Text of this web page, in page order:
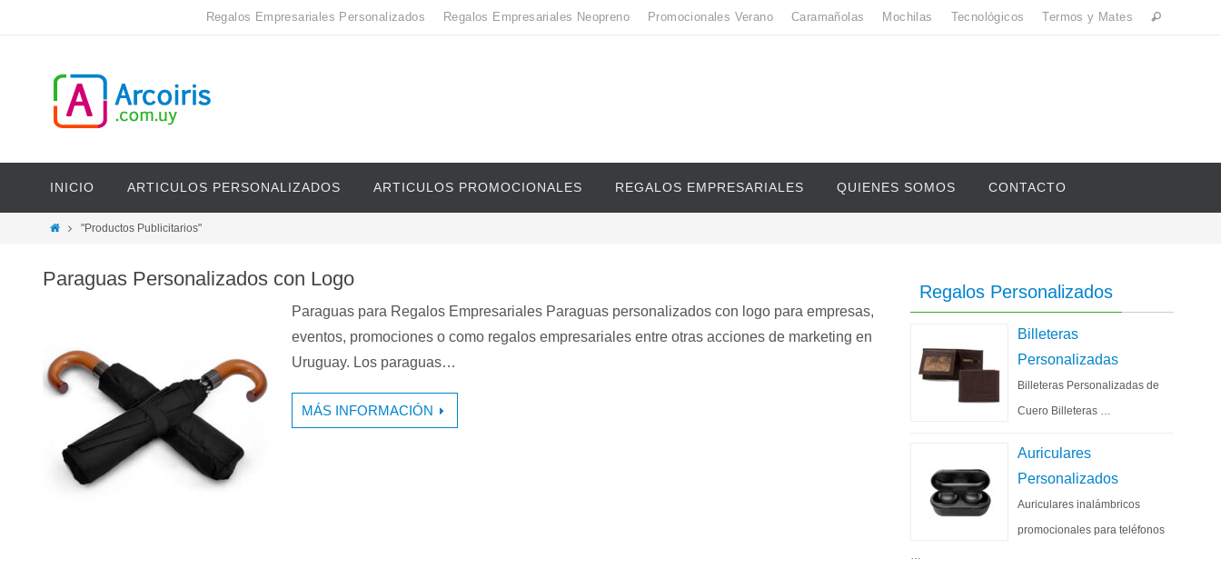
Regalos Empresariales Personalizados Regalos Empresariales Neopreno Promocionales Verano Caramañolas Mochilas Tecnológicos Termos y Mates
INICIO ARTICULOS PERSONALIZADOS ARTICULOS PROMOCIONALES REGALOS EMPRESARIALES QUIENES SOMOS CONTACTO
"Productos Publicitarios"
Paraguas Personalizados con Logo
Paraguas para Regalos Empresariales Paraguas personalizados con logo para empresas,
eventos, promociones o como regalos empresariales entre otras acciones de marketing en
Uruguay. Los paraguas…
MÁS INFORMACIÓN
Regalos Personalizados
Billeteras
Personalizadas
Billeteras Personalizadas de
Cuero Billeteras …
Auriculares
Personalizados
Auriculares inalámbricos
promocionales para teléfonos
…